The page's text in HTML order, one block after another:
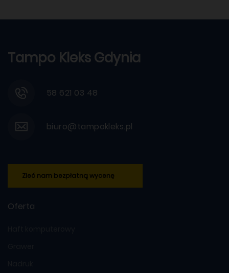
Tampo Kleks Gdynia
58 621 03 48
biuro@tampokleks.pl
Zleć nam bezpłatną wycenę
Oferta